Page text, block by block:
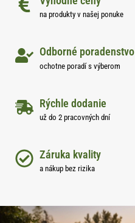
na produkty v našej ponuke
Odborné poradenstvo
ochotne poradí s výberom
Rýchle dodanie
už do 2 pracovných dní
Záruka kvality
a nákup bez rizika